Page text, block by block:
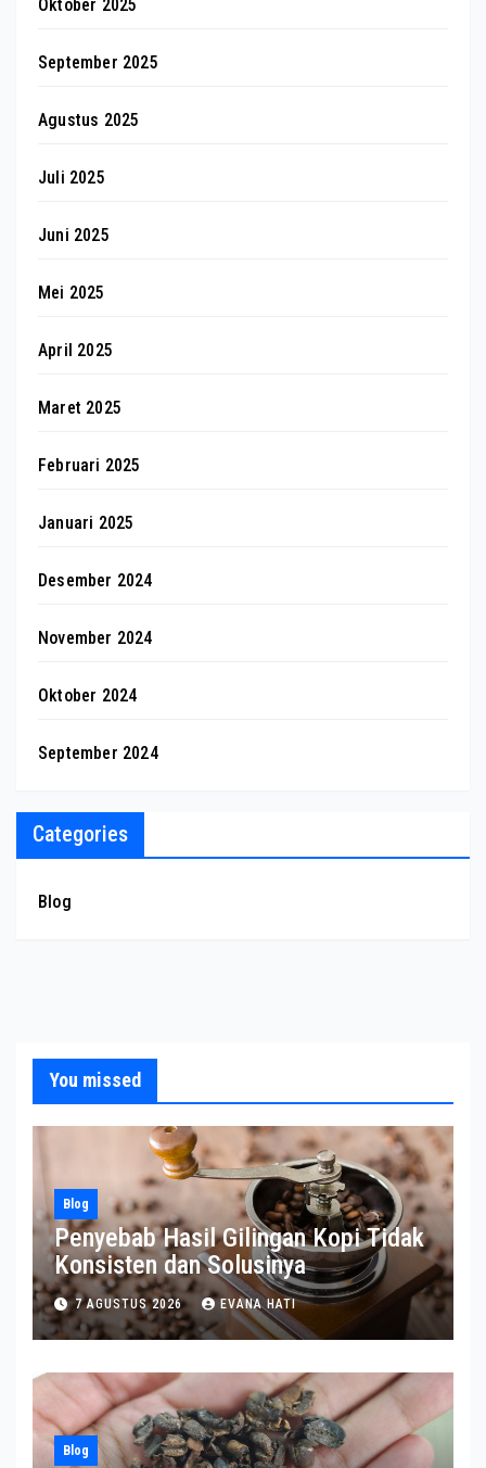
Oktober 2025
September 2025
Agustus 2025
Juli 2025
Juni 2025
Mei 2025
April 2025
Maret 2025
Februari 2025
Januari 2025
Desember 2024
November 2024
Oktober 2024
September 2024
Categories
Blog
You missed
Blog
Penyebab Hasil Gilingan Kopi Tidak
Konsisten dan Solusinya
7 AGUSTUS 2026 EVANA HATI
Blog